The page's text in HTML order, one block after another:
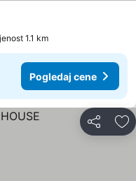
1.1 km
Pogledaj cene
Deli